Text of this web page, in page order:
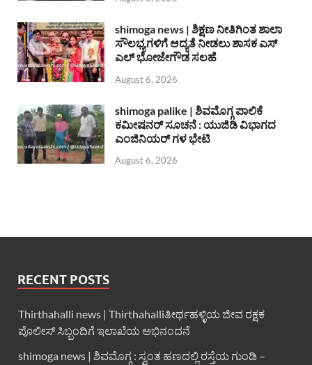
shimoga news | ಶಿಕ್ಷಣ ನೀತಿಗಿಂತ ಶಾಲಾ
ಸೌಲಭ್ಯಗಳಿಗೆ ಆದ್ಯತೆ ನೀಡಲು ಶಾಸಕ ಎಸ್
ಎಲ್ ಭೋಜೇಗೌಡ ಸಲಹೆ
August 6, 2026
shimoga palike | ಶಿವಮೊಗ್ಗ ಪಾಲಿಕೆ
ಕಮೀಷನರ್ ಸೂಚನೆ : ಯುಜಿಡಿ ವಿಭಾಗದ
ಎಂಜಿನಿಯರ್ ಗಳ ಭೇಟಿ
August 6, 2026
RECENT POSTS
Thirthahalli news | Thirthahalliತೀರ್ಥಹಳ್ಳಿಯ ಜೀವ ರಕ್ಷಕ
ಪೊಲೀಸ್ ಸಿಬ್ಬಂದಿಗೆ ಇಲಾಖೆಯ ಅಭಿನಂದನೆ
shimoga news | ಶಿವಮೊಗ್ಗ : ಸ್ವಂತ ಹಣದಲ್ಲಿ ರಸ್ತೆಯ ಗುಂಡಿ –